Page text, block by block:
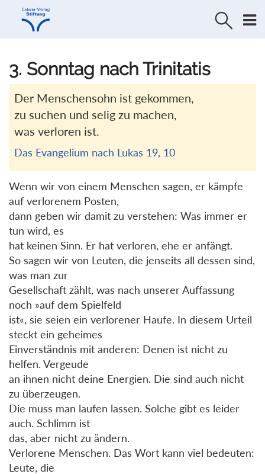
Direkt
Direkt
3. Sonntag nach Trinitatis
Der Menschensohn ist gekommen,
zu suchen und selig zu machen,
was verloren ist.
Das Evangelium nach Lukas 19, 10
Wenn wir von einem Menschen sagen, er kämpfe
auf verlorenem Posten,
dann geben wir damit zu verstehen: Was immer er
tun wird, es
hat keinen Sinn. Er hat verloren, ehe er anfängt.
So sagen wir von Leuten, die jenseits all dessen sind,
was man zur
Gesellschaft zählt, was nach unserer Auffassung
noch »auf dem Spielfeld
ist«, sie seien ein verlorener Haufe. In diesem Urteil
steckt ein geheimes
Einverständnis mit anderen: Denen ist nicht zu
helfen. Vergeude
an ihnen nicht deine Energien. Die sind auch nicht
zu überzeugen.
Die muss man laufen lassen. Solche gibt es leider
auch. Schlimm ist
das, aber nicht zu ändern.
Verlorene Menschen. Das Wort kann viel bedeuten:
Leute, die